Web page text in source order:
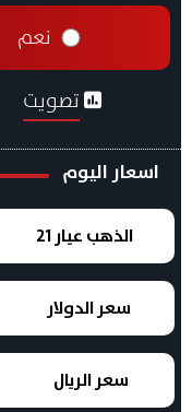
نعم
تصويت
اسعار اليوم
الذهب عيار 21
سعر الدولار
سعر الريال